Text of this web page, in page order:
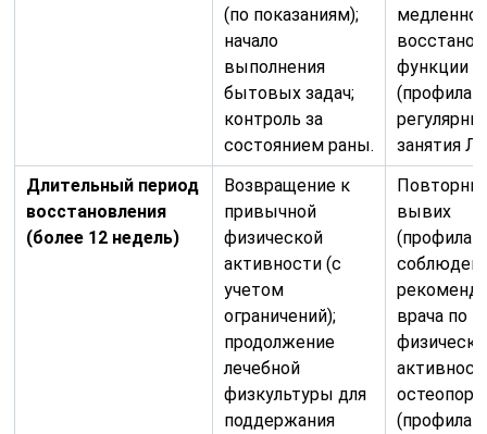
(по показаниям);
начало
выполнения
бытовых задач;
контроль за
состоянием раны.
функции
занятия
Длительный период
восстановления
(более 12 недель)
Возвращение к
привычной
физической
активности (с
учетом
ограничений);
продолжение
лечебной
физкультуры для
поддержания
вывих
врача по